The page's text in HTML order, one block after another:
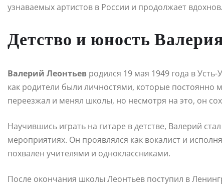
узнаваемых артистов в России и продолжает
Детство и юность
Валерий Леонтьев родился 19 мая 1949 года в
как родители были личностями, которые постоянно
переезжал и менял школы, но несмотря на это, он
Научившись играть на гитаре в детстве, Валерий
мероприятиях. Он проявлялся как вокалист и
похвален учителями и одноклассниками.
После окончания школы Леонтьев поступил в